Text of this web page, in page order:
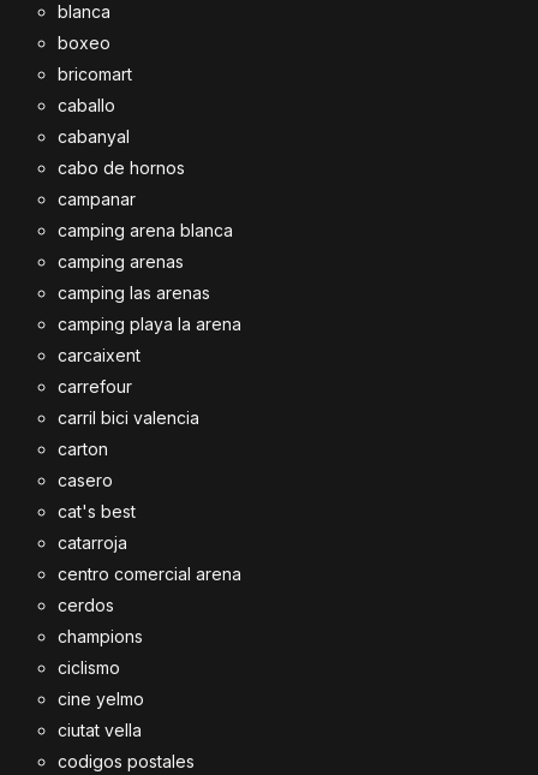
blanca
boxeo
bricomart
caballo
cabanyal
cabo de hornos
campanar
camping arena blanca
camping arenas
camping las arenas
camping playa la arena
carcaixent
carrefour
carril bici valencia
carton
casero
cat's best
catarroja
centro comercial arena
cerdos
champions
ciclismo
cine yelmo
ciutat vella
codigos postales